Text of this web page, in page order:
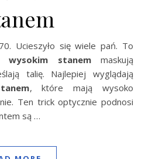
Ucieszyło się wiele pań. To
wysokim stanemmaskują
talię. Najlepiej wyglądają
, które mają wysoko
Ten trick optycznie podnosi
są …